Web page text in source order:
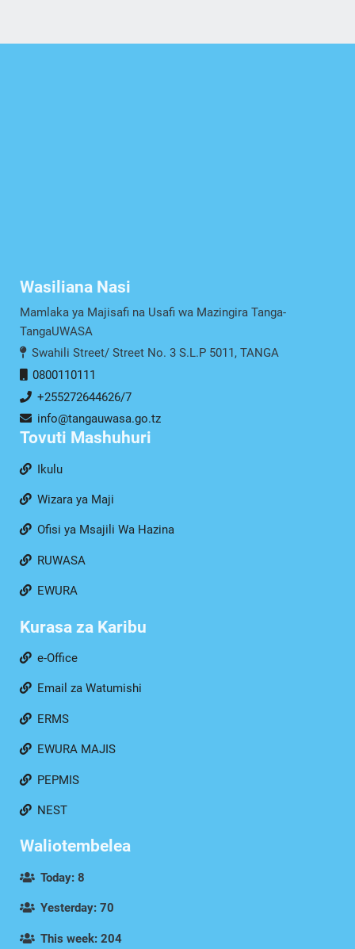
Wasiliana Nasi
Mamlaka ya Majisafi na Usafi wa Mazingira Tanga-
TangaUWASA
Swahili Street/ Street No. 3 S.L.P 5011, TANGA
0800110111
+255272644626/7
info@tangauwasa.go.tz
Tovuti Mashuhuri
Ikulu
Wizara ya Maji
Ofisi ya Msajili Wa Hazina
RUWASA
EWURA
Kurasa za Karibu
e-Office
Email za Watumishi
ERMS
EWURA MAJIS
PEPMIS
NEST
Waliotembelea
Today: 8
Yesterday: 70
This week: 204